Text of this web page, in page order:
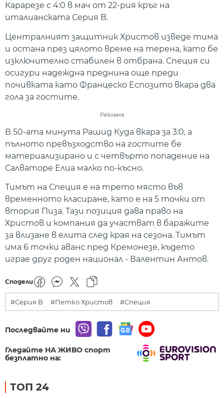
Карарезе с 4:0 в мач от 22-рия кръг на
италианската Серия B.
Централният защитник Христов изведе тима
и остана през цялото време на терена, като бе
изключително стабилен в отбрана. Специя си
осигури надеждна преднина още преди
почивката като Францеско Еспозито вкара два
гола за гостите.
Реклама
В 50-ата минута Рашид Куда вкара за 3:0, а
пълното превъзходство на гостите бе
материализирано и с четвърто попадение на
Салваторе Елиа малко по-късно.
Тимът на Специя е на трето място във
временното класиране, като е на 5 точки от
втория Пиза. Тази позиция дава право на
Христов и компания да участват в баражите
за влизане в елита след края на сезона. Тимът
има 6 точки аванс пред Кремонезе, където
играе друг роден национал - Валентин Антов.
Сподели
#Серия B #Петко Христов #Специя
Последвайте ни
Гледайте НА ЖИВО спорт
безплатно на:
ТОП 24